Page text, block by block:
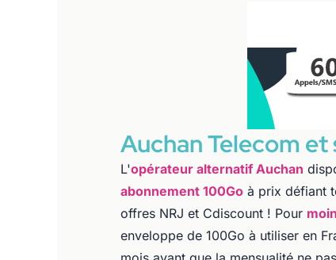
Auchan Telecom
L'opérateur alternatif Auchan
abonnement 100Go à prix défiant
offres NRJ et Cdiscount ! Pour
enveloppe de 100Go à utiliser en